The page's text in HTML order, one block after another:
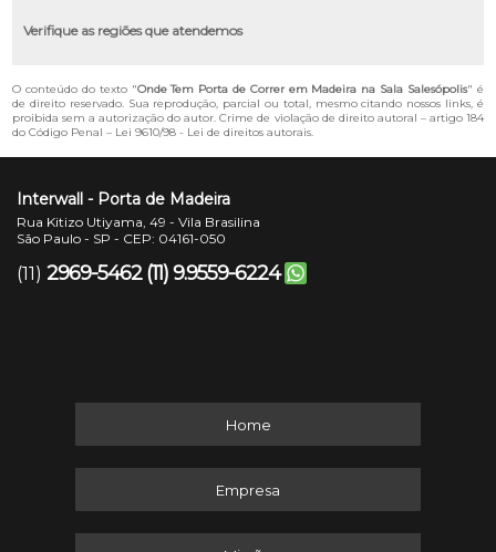
Verifique as regiões que atendemos
O conteúdo do texto "Onde Tem Porta de Correr em Madeira na Sala Salesópolis" é
de direito reservado. Sua reprodução, parcial ou total, mesmo citando nossos links, é
proibida sem a autorização do autor. Crime de violação de direito autoral – artigo 184
do Código Penal – Lei 9610/98 - Lei de direitos autorais.
Interwall - Porta de Madeira
Rua Kitizo Utiyama, 49 - Vila Brasilina
São Paulo - SP - CEP: 04161-050
(11) 2969-5462 (11) 9.9559-6224
Home
Empresa